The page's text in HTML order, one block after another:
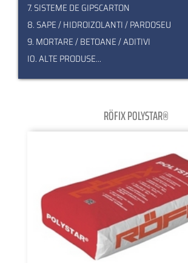
7. SISTEME DE GIPSCARTON
8. SAPE / HIDROIZOLANTI / PARDOSEU
9. MORTARE / BETOANE / ADITIVI
I0. ALTE PRODUSE...
RÖFIX POLYSTAR®